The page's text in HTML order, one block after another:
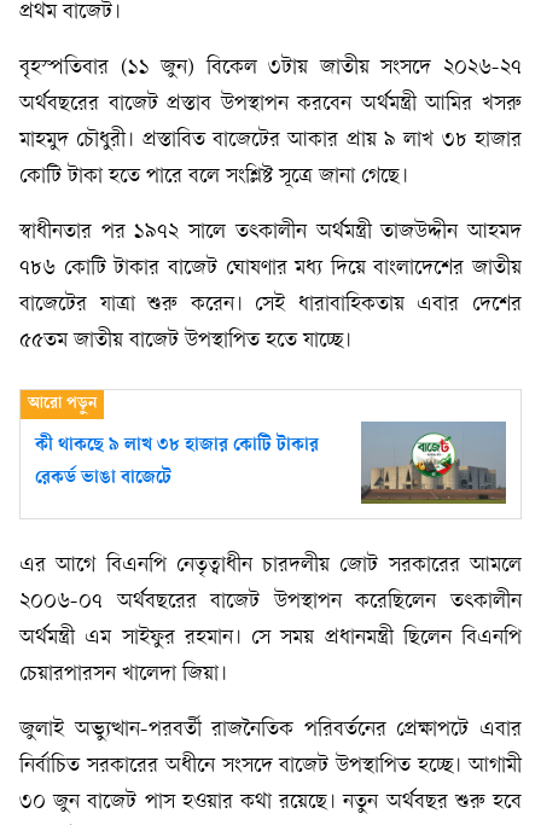
প্রথম বাজেট।
বৃহস্পতিবার (১১ জুন) বিকেল ৩টায় জাতীয় সংসদে ২০২৬-২৭
অর্থবছরের বাজেট প্রস্তাব উপস্থাপন করবেন অর্থমন্ত্রী আমির খসরু
মাহমুদ চৌধুরী। প্রস্তাবিত বাজেটের আকার প্রায় ৯ লাখ ৩৮ হাজার
কোটি টাকা হতে পারে বলে সংশ্লিষ্ট সূত্রে জানা গেছে।
স্বাধীনতার পর ১৯৭২ সালে তৎকালীন অর্থমন্ত্রী তাজউদ্দীন আহমদ
৭৮৬ কোটি টাকার বাজেট ঘোষণার মধ্য দিয়ে বাংলাদেশের জাতীয়
বাজেটের যাত্রা শুরু করেন। সেই ধারাবাহিকতায় এবার দেশের
৫৫তম জাতীয় বাজেট উপস্থাপিত হতে যাচ্ছে।
কী থাকছে ৯ লাখ ৩৮ হাজার কোটি টাকার
রেকর্ড ভাঙা বাজেটে
এর আগে বিএনপি নেতৃত্বাধীন চারদলীয় জোট সরকারের আমলে
২০০৬-০৭ অর্থবছরের বাজেট উপস্থাপন করেছিলেন তৎকালীন
অর্থমন্ত্রী এম সাইফুর রহমান। সে সময় প্রধানমন্ত্রী ছিলেন বিএনপি
চেয়ারপারসন খালেদা জিয়া।
জুলাই অভ্যুত্থান-পরবর্তী রাজনৈতিক পরিবর্তনের প্রেক্ষাপটে এবার
নির্বাচিত সরকারের অধীনে সংসদে বাজেট উপস্থাপিত হচ্ছে। আগামী
৩০ জুন বাজেট পাস হওয়ার কথা রয়েছে। নতুন অর্থবছর শুরু হবে